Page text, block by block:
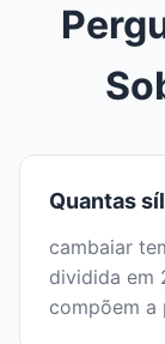
Quantas
cambaiar
dividida em
compõem a